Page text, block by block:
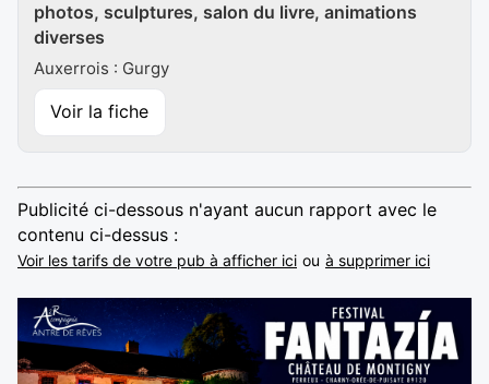
photos, sculptures, salon du livre, animations
diverses
Auxerrois : Gurgy
Voir la fiche
Publicité ci-dessous n'ayant aucun rapport avec le
contenu ci-dessus :
Voir les tarifs de votre pub à afficher ici ou à supprimer ici